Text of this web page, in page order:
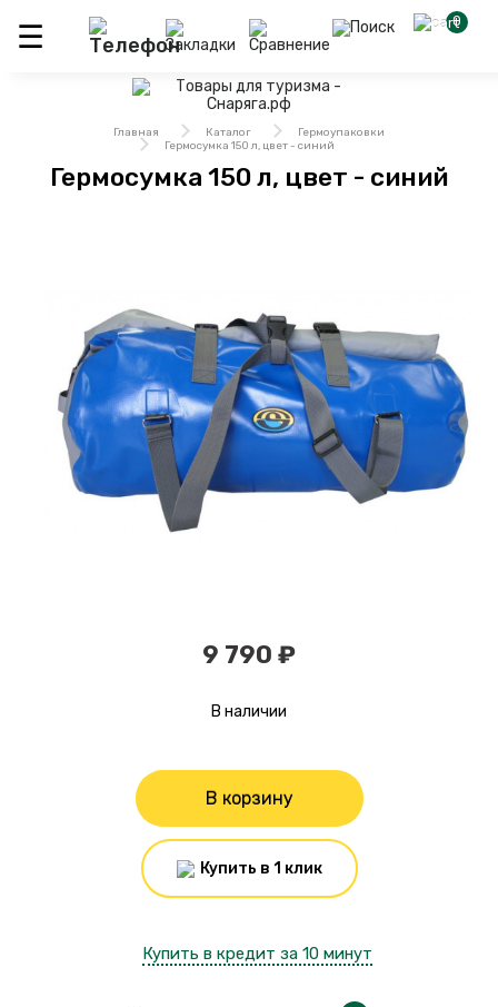
0
Главная Каталог
Гермоупаковки
Гермосумка 150 л, цвет - синий
Гермосумка 150 л, цвет - синий
9 790 ₽
В наличии
В корзину
Купить в 1 клик
Купить в кредит за 10 минут